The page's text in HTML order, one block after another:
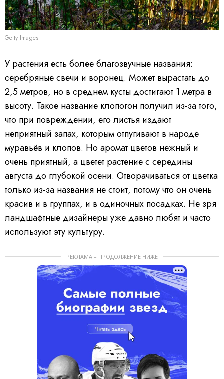
Getty Images
У растения есть более благозвучные названия:
серебряные свечи и воронец. Может вырастать до
2,5 метров, но в среднем кусты достигают 1 метра в
высоту. Такое название клопогон получил из-за того,
что при повреждении, его листья издают
неприятный запах, которым отпугивают в народе
муравьёв и клопов. Но аромат цветов нежный и
очень приятный, а цветет растение с середины
августа до глубокой осени. Отворачиваться от цветка
только из-за названия не стоит, потому что он очень
красив и в группах, и в одиночных посадках. Не зря
ландшафтные дизайнеры уже давно любят и часто
используют эту культуру.
РЕКЛАМА – ПРОДОЛЖЕНИЕ НИЖЕ